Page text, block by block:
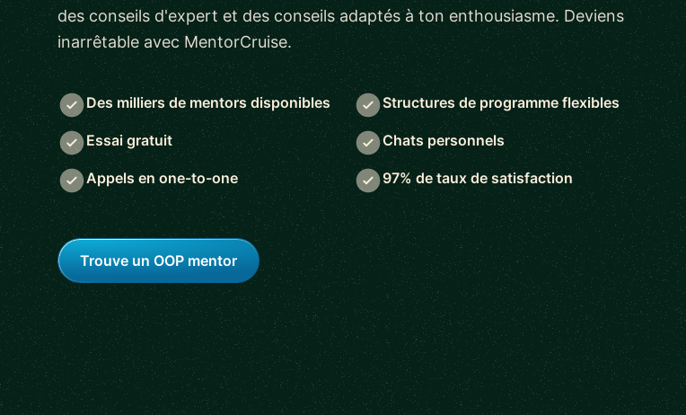
des conseils d'expert et des conseils adaptés à ton enthousiasme. Deviens
inarrêtable avec MentorCruise.
Des milliers de mentors disponibles Structures de programme flexibles
Essai gratuit Chats personnels
Appels en one-to-one 97% de taux de satisfaction
Trouve un OOP mentor